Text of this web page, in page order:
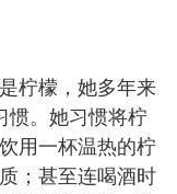
柠檬，她多年来
惯。她习惯将柠
用一杯温热的柠
；甚至连喝酒时